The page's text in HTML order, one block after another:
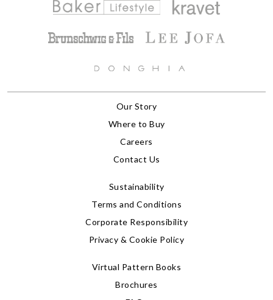
Our Story
Where to Buy
Careers
Contact Us
Sustainability
Terms and Conditions
Corporate Responsibility
Privacy & Cookie Policy
Virtual Pattern Books
Brochures